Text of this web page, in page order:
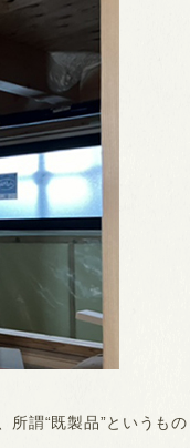
所謂“既製品”というもの